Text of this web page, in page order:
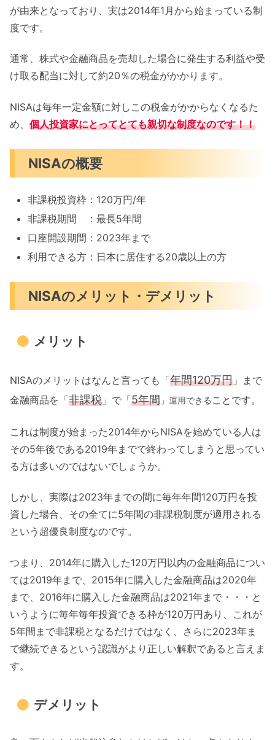
が由来となっており、実は2014年1月から始まっている制
度です。
通常、株式や金融商品を売却した場合に発生する利益や受
け取る配当に対して約20％の税金がかかります。
NISAは毎年一定金額に対しこの税金がかからなくなるた
め、 個人投資家にとってとても親切な制度なのです！！
NISAの概要
非課税投資枠：120万円/年
非課税期間 ：最長5年間
口座開設期間：2023年まで
利用できる方：日本に居住する20歳以上の方
NISAのメリット・デメリット
メリット
NISAのメリットはなんと言っても「年間120万円 」まで
金融商品を「非課税 」で「5年間 」運用できる ことです。
これは制度が始まった2014年からNISAを始めている人は
その5年後である2019年までで終わってしまうと思ってい
る方は多いのではないでしょうか。
しかし、実際は2023年までの間に毎年年間120万円を投
資した場合、その全てに5年間の非課税制度が適用される
という超優良制度なのです。
つまり、2014年に購入した120万円以内の金融商品につい
ては2019年まで、2015年に購入した金融商品は2020年
まで、2016年に購入した金融商品は2021年まで・・・と
いうように毎年毎年投資できる枠が120万円あり、これが
5年間まで非課税となるだけではなく、さらに2023年ま
で継続できるという認識がより正しい解釈であると言えま
す。
デメリット